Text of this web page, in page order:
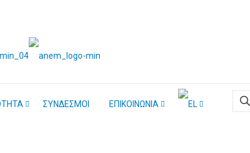
ΣΥΝΔΕΣΜΟΙ ΕΠΙΚΟΙΝΩΝΙΑ